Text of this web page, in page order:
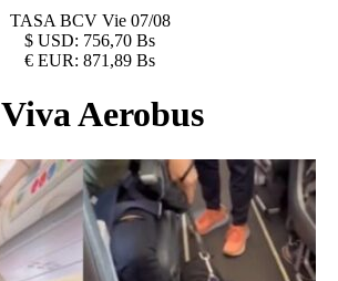
TASA BCV Vie 07/08
$ USD: 756,70 Bs
€ EUR: 871,89 Bs
Viva Aerobus